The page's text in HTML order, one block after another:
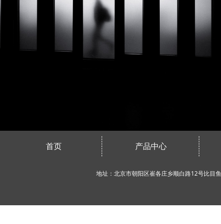
地址：北京市朝阳区崔各庄乡顺白路12号比目
首页 产品中心